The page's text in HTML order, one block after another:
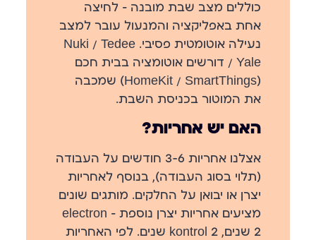
כוללים מצב שבת מובנה — לחיצה
אחת באפליקציה והמנעול עובר למצב
נעילה אוטומטית פסיבי. Nuki / Tedee
/ Yale דורשים אוטומציה בבית חכם
(HomeKit / SmartThings) שמכבה
את המוטור בכניסת השבת.
האם יש אחריות?
אצלנו אחריות 3-6 חודשים על העבודה
(תלוי בסוג העבודה), בנוסף לאחריות
יצרן או יבואן על החלקים. מותגים שונים
מציעים אחריות יצרן נוספת — electron
2 שנים, kontrol 2 שנים. לפי האחריות